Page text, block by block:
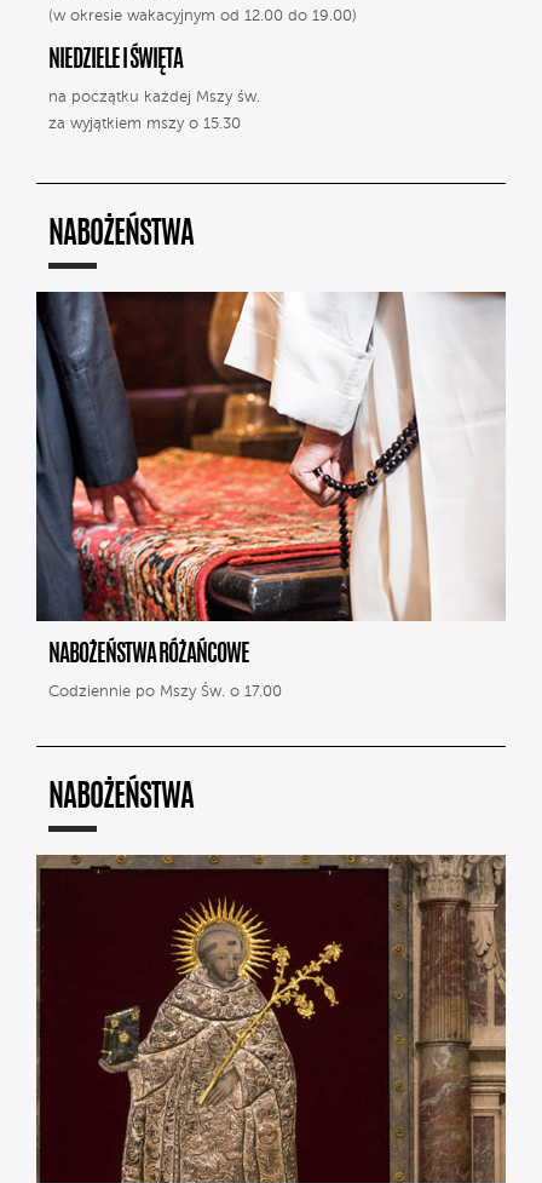
(w okresie wakacyjnym od 12.00 do 19.00)
NIEDZIELE I ŚWIĘTA
na początku każdej Mszy św.
za wyjątkiem mszy o 15.30
NABOŻEŃSTWA
NABOŻEŃSTWA RÓŻAŃCOWE
Codziennie po Mszy Św. o 17.00
NABOŻEŃSTWA